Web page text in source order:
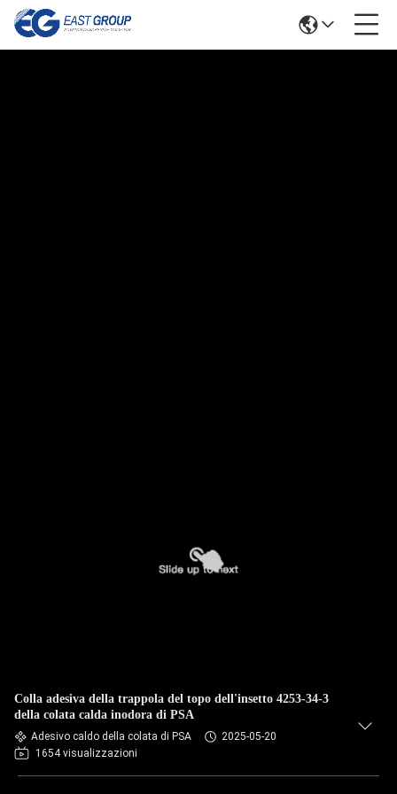
Colla adesiva della trappola del topo dell'insetto 4253-34-3
della colata calda inodora di PSA
Adesivo caldo della colata di PSA
2025-05-20
1654 visualizzazioni